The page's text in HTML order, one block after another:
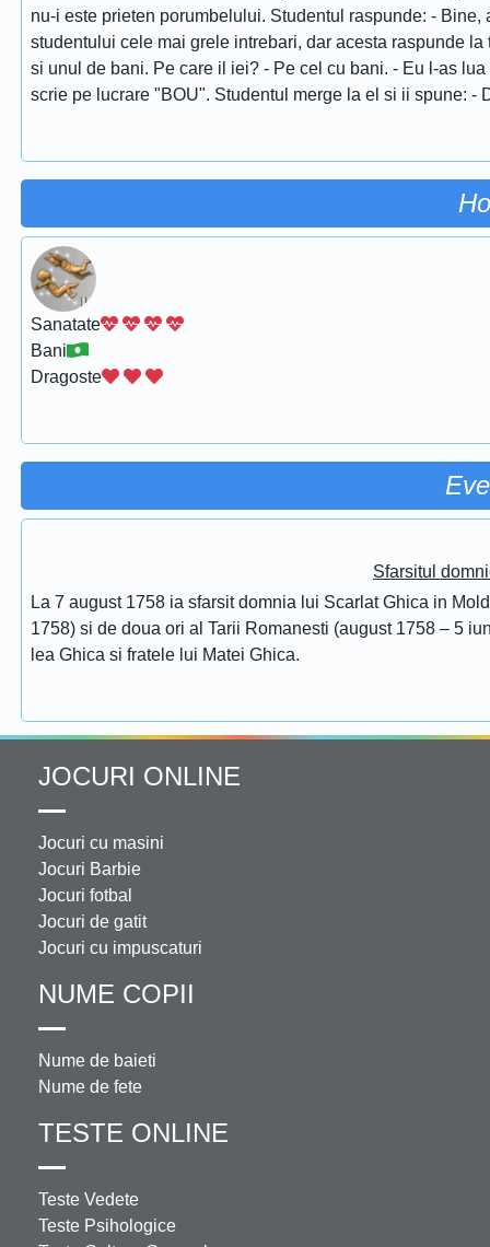
nu-i este prieten porumbelului. Studentul raspunde: -
studentului cele mai grele intrebari, dar acesta raspunde
si unul de bani. Pe care il iei? - Pe cel cu bani. - Eu l-as
scrie pe lucrare "BOU". Studentul merge la el si ii spune: -
Sanatate
Bani
Dragoste
Sfarsitul
La 7 august 1758 ia sfarsit domnia lui Scarlat Ghica in
1758) si de doua ori al Tarii Romanesti (august 1758 – 5
lea Ghica si fratele lui Matei Ghica.
JOCURI ONLINE
Jocuri cu masini
Jocuri Barbie
Jocuri fotbal
Jocuri de gatit
Jocuri cu impuscaturi
NUME COPII
Nume de baieti
Nume de fete
TESTE ONLINE
Teste Vedete
Teste Psihologice